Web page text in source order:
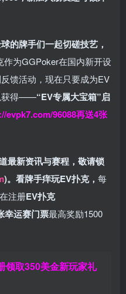
的牌手们一起切磋技艺，
作为GGPoker在国内新开设
馈活动，现在只要成为EV
获得——“EV专属大宝箱”启
evpk7.com/96088再送4张
最新资讯与赛程， 敬请锁
)。 看牌手痒玩EV扑克， 每
注册EV扑克
幸运赛门票最高奖励1500
领取350美金新玩家礼